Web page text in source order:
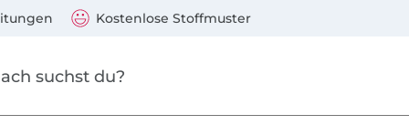
Kostenlose Stoffmuster
Mastercard, PayPal, Giropay, Kauf auf Rechnung,